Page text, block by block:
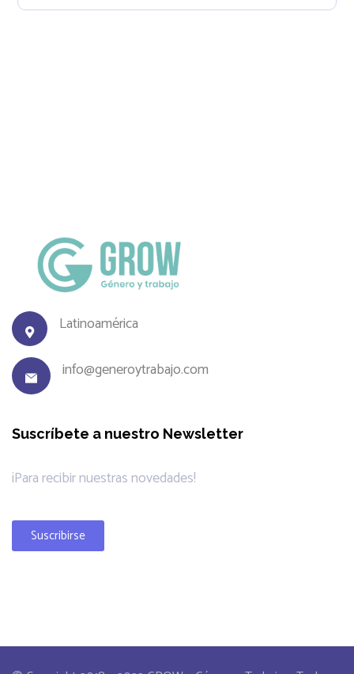
Latinoamérica
info@generoytrabajo.com
Suscríbete a nuestro Newsletter
¡Para recibir nuestras novedades!
Suscribirse